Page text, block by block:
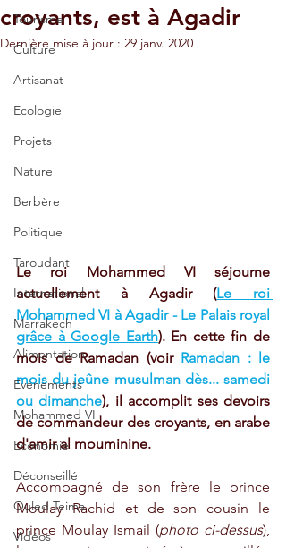
Tourisme
Culture
Artisanat
Ecologie
Projets
Nature
Berbère
Politique
Taroudant
International
Marrakech
Alimentation
Evénements
Mohammed VI
Economie
Déconseillé
Ouled Teima
Vidéos
croyants, est à Agadir
Dernière mise à jour : 29 janv. 2020
Le roi Mohammed VI séjourne
actuellement à Agadir (Le roi
Mohammed VI à Agadir - Le Palais royal
grâce à Google Earth). En cette fin de
mois de Ramadan (voir Ramadan : le
mois du jeûne musulman dès... samedi
ou dimanche), il accomplit ses devoirs
de commandeur des croyants, en arabe
d'amir al mouminine.
Accompagné de son frère le prince
Moulay Rachid et de son cousin le
prince Moulay Ismail (photo ci-dessus),